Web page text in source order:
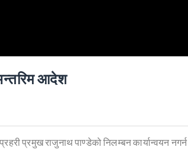
आदेश
प्रमुख राजुनाथ पाण्डेको निलम्बन कार्यान्वयन नगर्न